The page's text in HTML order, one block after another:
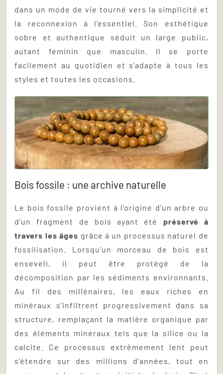
dans un mode de vie tourné vers la simplicité et
la reconnexion à l’essentiel. Son esthétique
sobre et authentique séduit un large public,
autant féminin que masculin. Il se porte
facilement au quotidien et s’adapte à tous les
styles et toutes les occasions.
Bois fossile : une archive naturelle
Le bois fossile provient à l’origine d’un arbre ou
d’un fragment de bois ayant été préservé à
travers les âges grâce à un processus naturel de
fossilisation. Lorsqu’un morceau de bois est
enseveli, il peut être protégé de la
décomposition par les sédiments environnants.
Au fil des millénaires, les eaux riches en
minéraux s’infiltrent progressivement dans sa
structure, remplaçant la matière organique par
des éléments minéraux tels que la silice ou la
calcite. Ce processus extrêmement lent peut
s’étendre sur des millions d’années, tout en